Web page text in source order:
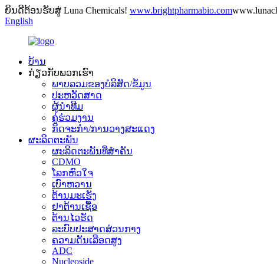
ຍິນດີຕ້ອນຮັບສູ່ Luna Chemicals! www.brightpharmabio.com
English
ບ້ານ
ກ່ຽວ​ກັບ​ພວກ​ເຮົາ
ພາບລວມຂອງບໍລິສັດ/ຂໍ້ມູນ
ປະຫວັດສາດ
ຜູ້ນໍາທີມ
ຄູ່ຮ່ວມງານ
ກິດຈະກໍາ/ການວາງສະແດງ
ຜະລິດຕະພັນ
ຜະລິດຕະພັນທີ່ສໍາຄັນ
CDMO
ໂລກຫົວໃຈ
ເບົາຫວານ
ຕ້ານມະເຮັງ
ຢາຕ້ານເຊື້ອ
ຕ້ານໄວຣັດ
ລະບົບປະສາດສ່ວນກາງ
ຄວາມດັນເລືອດສູງ
ADC
Nucleoside